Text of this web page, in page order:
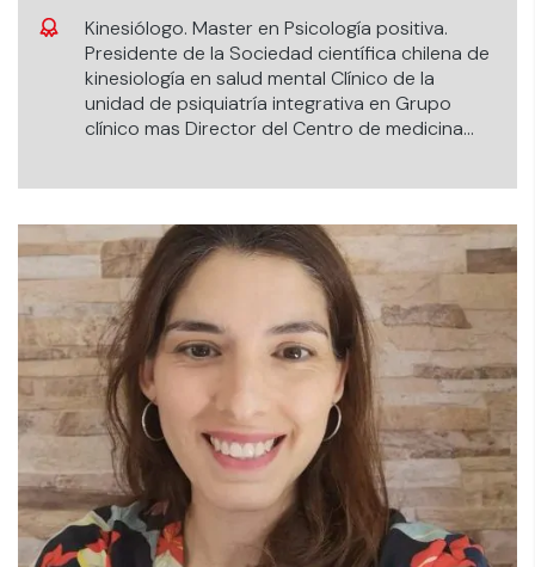
Kinesiólogo. Master en Psicología positiva.
Presidente de la Sociedad científica chilena de
kinesiología en salud mental Clínico de la
unidad de psiquiatría integrativa en Grupo
clínico mas Director del Centro de medicina